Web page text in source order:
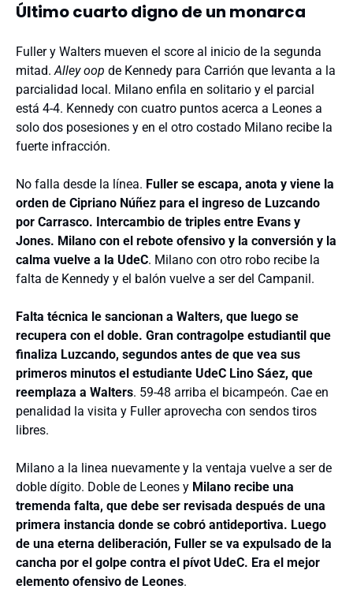
Último cuarto digno de un monarca
Fuller y Walters mueven el score al inicio de la segunda
mitad. Alley oop de Kennedy para Carrión que levanta a la
parcialidad local. Milano enfila en solitario y el parcial
está 4-4. Kennedy con cuatro puntos acerca a Leones a
solo dos posesiones y en el otro costado Milano recibe la
fuerte infracción.
No falla desde la línea. Fuller se escapa, anota y viene la
orden de Cipriano Núñez para el ingreso de Luzcando
por Carrasco. Intercambio de triples entre Evans y
Jones. Milano con el rebote ofensivo y la conversión y la
calma vuelve a la UdeC. Milano con otro robo recibe la
falta de Kennedy y el balón vuelve a ser del Campanil.
Falta técnica le sancionan a Walters, que luego se
recupera con el doble. Gran contragolpe estudiantil que
finaliza Luzcando, segundos antes de que vea sus
primeros minutos el estudiante UdeC Lino Sáez, que
reemplaza a Walters. 59-48 arriba el bicampeón. Cae en
penalidad la visita y Fuller aprovecha con sendos tiros
libres.
Milano a la linea nuevamente y la ventaja vuelve a ser de
doble dígito. Doble de Leones y Milano recibe una
tremenda falta, que debe ser revisada después de una
primera instancia donde se cobró antideportiva. Luego
de una eterna deliberación, Fuller se va expulsado de la
cancha por el golpe contra el pívot UdeC. Era el mejor
elemento ofensivo de Leones.